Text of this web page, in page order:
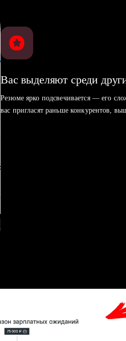
Вас выделяют среди
Резюме ярко подсвечивается — его
вас пригласят раньше конкурентов,